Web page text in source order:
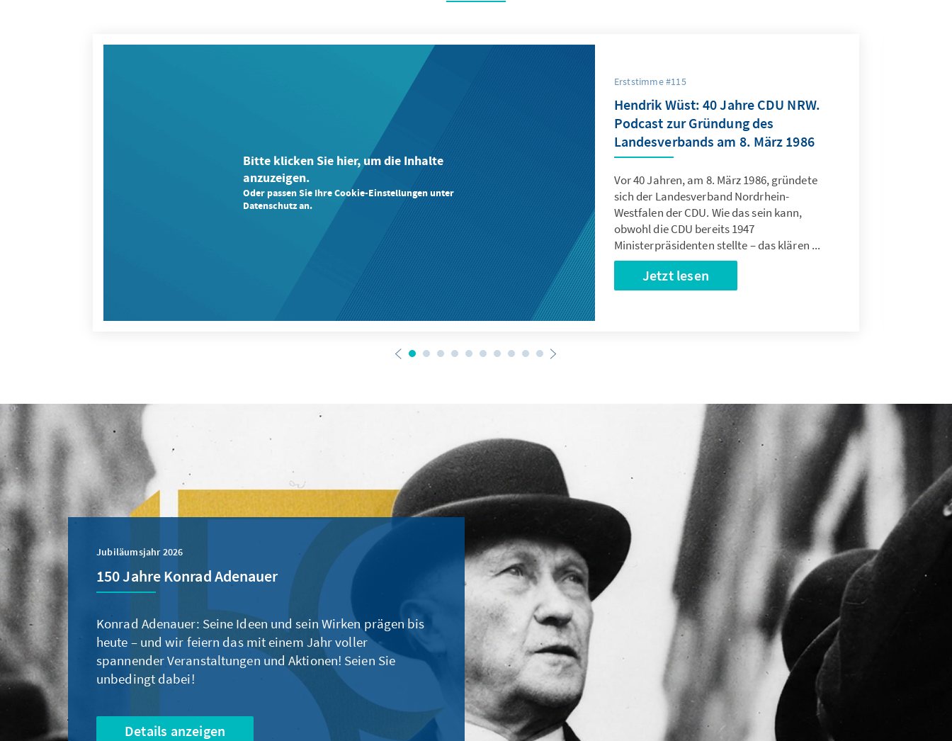
Bitte klicken Sie hier, um die Inhalte
anzuzeigen.
Oder passen Sie Ihre Cookie-Einstellungen unter
Datenschutz an.
Erststimme #115
Hendrik Wüst: 40 Jahre CDU NRW.
Podcast zur Gründung des
Landesverbands am 8. März 1986
Vor 40 Jahren, am 8. März 1986, gründete
sich der Landesverband Nordrhein-
Westfalen der CDU. Wie das sein kann,
obwohl die CDU bereits 1947
Ministerpräsidenten stellte – das klären ...
Jetzt lesen
Jubiläumsjahr 2026
150 Jahre Konrad Adenauer
Konrad Adenauer: Seine Ideen und sein Wirken prägen bis
heute – und wir feiern das mit einem Jahr voller
spannender Veranstaltungen und Aktionen! Seien Sie
unbedingt dabei!
Details anzeigen